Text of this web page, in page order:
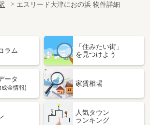
エスリード大津におの浜 物件詳細
ラム
「住みたい街」
を見つけよう
ータ
金情報)
家賃相場
人気タウン
ランキング